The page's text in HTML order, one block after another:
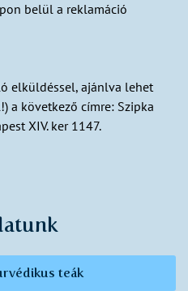
belül a reklamáció
elküldéssel, ajánlva lehet
a következő címre: Szipka
XIV. ker 1147.
teák